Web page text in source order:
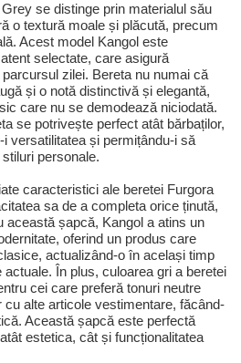
se distinge prin materialul său
o textură moale și plăcută, precum
Acest model Kangol este
selectate, care asigură
zilei. Bereta nu numai că
și o notă distinctivă și elegantă,
care nu se demodează niciodată.
se potrivește perfect atât bărbaților,
versatilitatea și permițându-i să
personale.
caracteristici ale beretei Furgora
sa de a completa orice ținută,
această șapcă, Kangol a atins un
oferind un produs care
actualizând-o în același timp
actuale. În plus, culoarea gri a beretei
cei care preferă tonuri neutre
alte articole vestimentare, făcând-
Această șapcă este perfectă
estetica, cât și funcționalitatea